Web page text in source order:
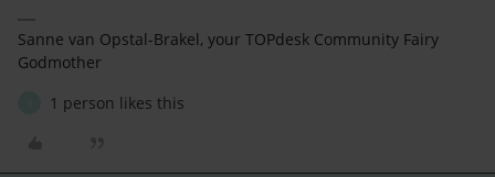
Sanne van Opstal-Brakel, your TOPdesk Community Fairy
Godmother
1 person likes this